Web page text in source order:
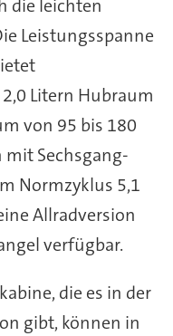
die leichten
Leistungsspanne
Litern Hubraum
von 95 bis 180
mit Sechsgang-
Normzyklus 5,1
Allradversion
verfügbar.
die es in der
gibt, können in